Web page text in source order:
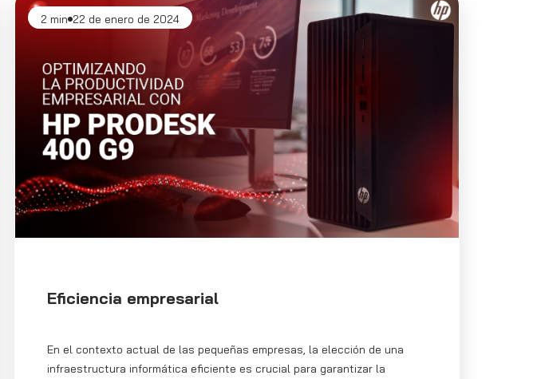
2 min 22 de enero de 2024
Eficiencia empresarial
En el contexto actual de las pequeñas empresas, la elección de una
infraestructura informática eficiente es crucial para garantizar la